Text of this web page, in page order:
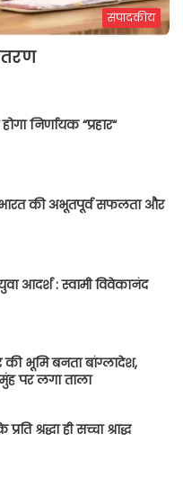
संपादकीय
निर्णायक “प्रहार“
की अभूतपूर्व सफलता और
आदर्श : स्वामी विवेकानंद
भूमि बनता बांग्लादेश,
पर लगा ताला
श्रद्धा ही सच्चा श्राद्ध